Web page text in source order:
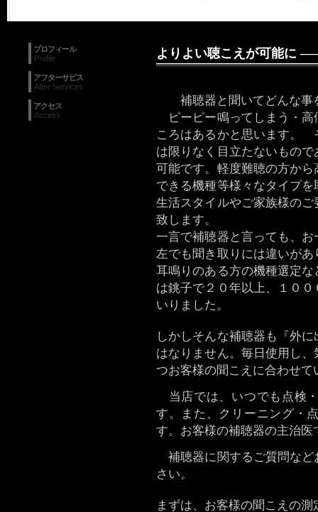
よりよい聴こえが可能に
補聴器と聞いてどんな事
ピーピー鳴ってしまう・高
ころはあるかと思います。
は限りなく目立たないもの
可能です。軽度難聴の方か
できる機種等様々なタイプ
生活スタイルやご家族様の
致します。
一言で補聴器と言っても、
左でも聞き取りには違いが
耳鳴りのある方の機種選定
は銚子で２０年以上、１０
いりました。
しかしそんな補聴器も『外
はなりません。毎日使用し
つお客様の聞こえに合わせて
当店では、いつでも点検
す。また、クリーニング・
す。お客様の補聴器の主治医
補聴器に関するご質問など
さい。
まずは、お客様の聞こえの
プロフィール
Profile
アフターサビス
After Services
アクセス
Access